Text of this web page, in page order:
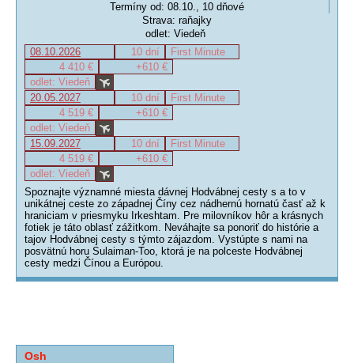
Termíny od: 08.10., 10 dňové
Strava: raňajky
odlet: Viedeň
08.10.2026
10 dní
First Minute
4 410 €
+610 €
odlet: Viedeň
20.05.2027
10 dní
First Minute
4 519 €
+610 €
odlet: Viedeň
15.09.2027
10 dní
First Minute
4 519 €
+610 €
odlet: Viedeň
Spoznajte významné miesta dávnej Hodvábnej cesty s a to v
unikátnej ceste zo západnej Číny cez nádhernú hornatú časť až k
hraniciam v priesmyku Irkeshtam. Pre milovníkov hôr a krásnych
fotiek je táto oblasť zážitkom. Neváhajte sa ponoriť do histórie a
tajov Hodvábnej cesty s týmto zájazdom. Vystúpte s nami na
posvätnú horu Sulaiman-Too, ktorá je na polceste Hodvábnej
cesty medzi Čínou a Európou.
Osh